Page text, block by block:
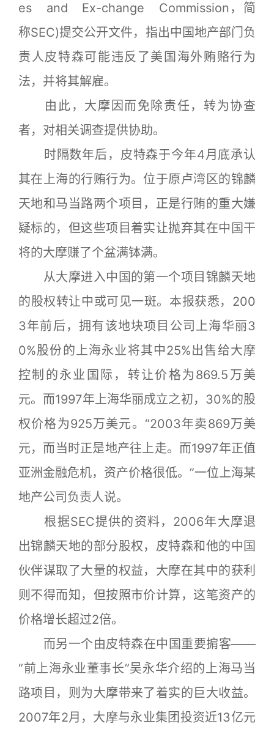
es and Ex-change Commission，简
称SEC)提交公开文件，指出中国地产部门负
责人皮特森可能违反了美国海外贿赂行为
法，并将其解雇。
由此，大摩因而免除责任，转为协查
者，对相关调查提供协助。
时隔数年后，皮特森于今年4月底承认
其在上海的行贿行为。位于原卢湾区的锦麟
天地和马当路两个项目，正是行贿的重大嫌
疑标的，但这些项目着实让抛弃其在中国干
将的大摩赚了个盆满钵满。
从大摩进入中国的第一个项目锦麟天地
的股权转让中或可见一斑。本报获悉，200
3年前后，拥有该地块项目公司上海华丽3
0%股份的上海永业将其中25%出售给大摩
控制的永业国际，转让价格为869.5万美
元。而1997年上海华丽成立之初，30%的股
权价格为925万美元。“2003年卖869万美
元，而当时正是地产往上走。而1997年正值
亚洲金融危机，资产价格很低。”一位上海某
地产公司负责人说。
根据SEC提供的资料，2006年大摩退
出锦麟天地的部分股权，皮特森和他的中国
伙伴谋取了大量的权益，大摩在其中的获利
则不得而知，但按照市价计算，这笔资产的
价格增长超过2倍。
而另一个由皮特森在中国重要掮客——
“前上海永业董事长”吴永华介绍的上海马当
路项目，则为大摩带来了着实的巨大收益。
2007年2月，大摩与永业集团投资近13亿元